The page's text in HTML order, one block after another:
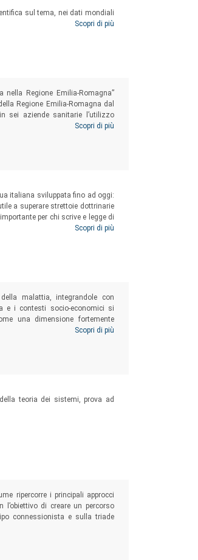
at investigating the
theoretical
and the results of studies,
sul tema, nei dati mondiali
i risultati di una survey
Scopri di più
Regione Emilia-Romagna”
Regione Emilia-Romagna dal
sei aziende sanitarie l’utilizzo
effetti collaterali delle terapie
alla Medicina narrativa,
con agopuntura.
Scopri di più
italiana sviluppata fino ad oggi:
a superare strettoie dottrinarie
per chi scrive e legge di
giorno in corsia, nelle terapie
Scopri di più
malattia, integrandole con
e i contesti socio-economici si
una dimensione fortemente
altamente differenziate a seconda
Scopri di più
teoria dei sistemi, prova ad
ripercorre i principali approcci
di creare un percorso
connessionista e sulla triade